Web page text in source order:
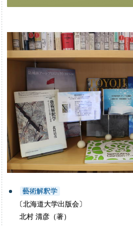
藝術解釈学
〔北海道大学出版会〕
北村 清彦（著）